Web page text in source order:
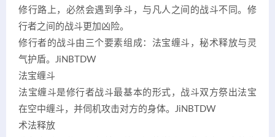
修行路上，必然会遇到争斗，与凡人之间的战斗不同。修
行者之间的战斗更加凶险。
修行者的战斗由三个要素组成：法宝缠斗，秘术释放与灵
气护盾。 JiNBTDW
法宝缠斗
法宝缠斗是修行者战斗最基本的形式，战斗双方祭出法宝
在空中缠斗，并伺机攻击对方的身体。 JiNBTDW
术法释放